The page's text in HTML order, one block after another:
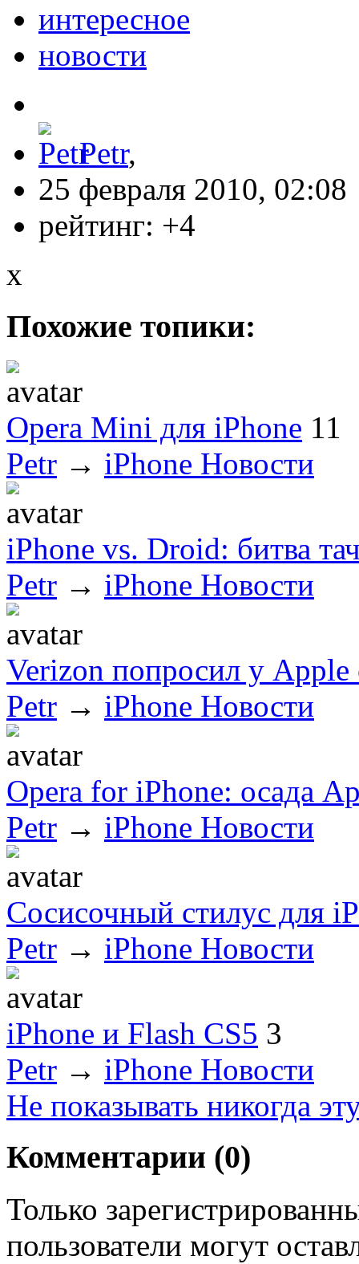
интересное
новости
Petr,
25 февраля 2010, 02:08
рейтинг: +4
x
Похожие топики:
Opera Mini для iPhone 11
Petr → iPhone Новости
iPhone vs. Droid: битва
Petr → iPhone Новости
Verizon попросил у Apple
Petr → iPhone Новости
Opera for iPhone: осада
Petr → iPhone Новости
Сосисочный стилус для
Petr → iPhone Новости
iPhone и Flash CS5 3
Petr → iPhone Новости
Не показывать никогда
Комментарии (0)
Только
пользователи могут